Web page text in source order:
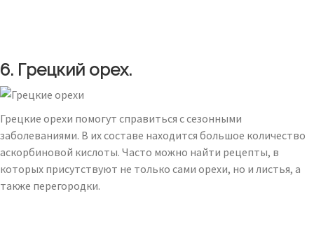
6. Грецкий орех.
Грецкие орехи помогут справиться с сезонными
заболеваниями. В их составе находится большое количество
аскорбиновой кислоты. Часто можно найти рецепты, в
которых присутствуют не только сами орехи, но и листья, а
также перегородки.